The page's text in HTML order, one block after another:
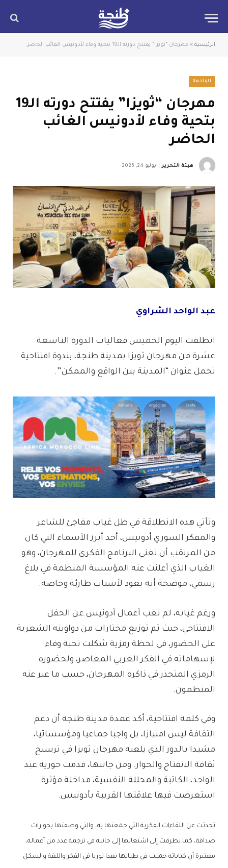
الرئيسية » مهرجان “ثويزا” يفتتح دورته الـ19 بتحية وفاء لأدونيس الغائب الحاضر
الواجهة
مهرجان “ثويزا” يفتتح دورته الـ19
بتحية وفاء لأدونيس الغائب
الحاضر
هيئة التحرير يوليو 24, 2025
عبد الواحد الشراوي
انطلقت اليوم الخميس فعاليات الدورة التاسعة
عشرة من مهرجان ثويزا بمدينة طنجة، بندوة افتتاحية
تحمل عنوان “المدينة بين الواقع والممكن”.
وتأتي هذه الانطلاقة في ظل غياب مفاجئ للشاعر
والمفكر السوري أدونيس، أحد أبرز الأسماء التي كان
من المرتقب أن تغني البرنامج الفكري للمهرجان، وهو
الغياب الذي أعلنت عنه المؤسسة المنظمة في بلاغ
رسمي، موضحة أنه يعود لأسباب طارئة وخاصة.
ورغم غيابه، لم تغب أعمال أدونيس عن الحفل
الافتتاحي، حيث تم توزيع مختارات من دواوينه الشعرية
على الحضور، في لحظة رمزية شكلت تحية وفاء
لإسهاماته في الفكر العربي المعاصر، ولحضوره
الرمزي المتجذر في ذاكرة المهرجان، حسب ما عبر عنه
المنظمون.
وفي كلمة افتتاحية، أكد عمدة مدينة طنجة أن دعم
الثقافة ليس امتيازا، بل واجبا جماعيا ومؤسساتيا،
مشيدا بالدور الذي يلعبه مهرجان ثويزا في ترسيخ
ثقافة الانفتاح والحوار. ومن جانبها، قدمت حورية عبد
الواحد، الكاتبة والمحللة النفسية، مداخلة مؤثرة
استعرضت فيها علاقتها القريبة بأدونيس.
تحدثت عن اللقاءات الفكرية التي جمعتها به، والتي وصفتها بحوارات
صداقة، كما تطرقت إلى اشتغالها إلى جانبه في ترجمة عدد من أعماله،
معتبرة أن كتاباته حملت في طياتها بعدا ثوريا في الفكر واللغة والشكل